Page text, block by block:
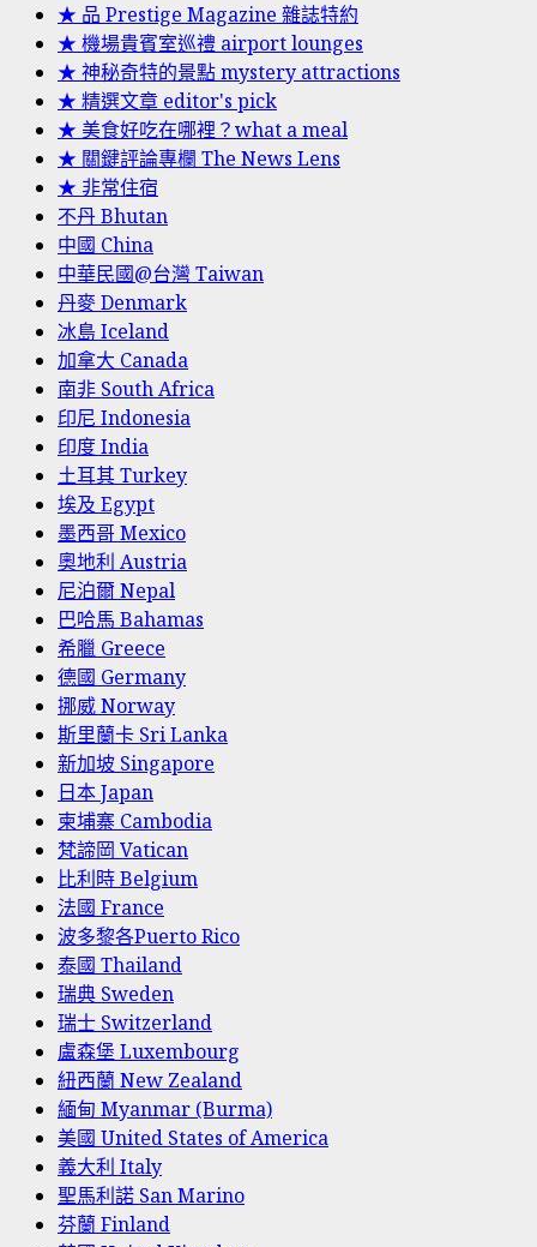
★ 品 Prestige Magazine 雜誌特約
★ 機場貴賓室巡禮 airport lounges
★ 神秘奇特的景點 mystery attractions
★ 精選文章 editor's pick
★ 美食好吃在哪裡？what a meal
★ 關鍵評論專欄 The News Lens
★ 非常住宿
不丹 Bhutan
中國 China
中華民國@台灣 Taiwan
丹麥 Denmark
冰島 Iceland
加拿大 Canada
南非 South Africa
印尼 Indonesia
印度 India
土耳其 Turkey
埃及 Egypt
墨西哥 Mexico
奧地利 Austria
尼泊爾 Nepal
巴哈馬 Bahamas
希臘 Greece
德國 Germany
挪威 Norway
斯里蘭卡 Sri Lanka
新加坡 Singapore
日本 Japan
柬埔寨 Cambodia
梵諦岡 Vatican
比利時 Belgium
法國 France
波多黎各Puerto Rico
泰國 Thailand
瑞典 Sweden
瑞士 Switzerland
盧森堡 Luxembourg
紐西蘭 New Zealand
緬甸 Myanmar (Burma)
美國 United States of America
義大利 Italy
聖馬利諾 San Marino
芬蘭 Finland